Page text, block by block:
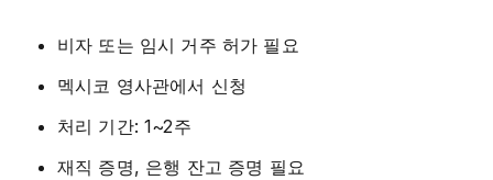
비자 또는 임시 거주 허가 필요
멕시코 영사관에서 신청
처리 기간: 1~2주
재직 증명, 은행 잔고 증명 필요